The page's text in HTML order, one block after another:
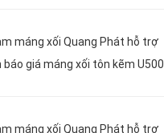
máng xối Quang Phát hỗ trợ
báo giá máng xối tôn kẽm U500
máng xối Quang Phát hỗ trợ